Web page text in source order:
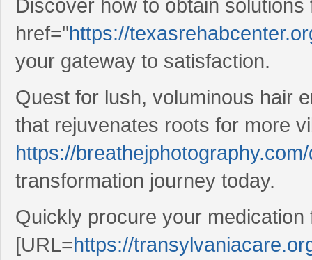
Discover how to obtain
href="https://
your gateway to satisfaction.
Quest for lush, voluminous hair
that rejuvenates roots for more
https://
transformation journey today.
Quickly procure your medication
[URL=https://